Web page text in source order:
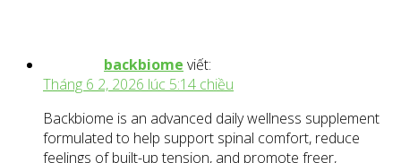
backbiome viết:
Tháng 6 2, 2026 lúc 5:14 chiều
Backbiome is an advanced daily wellness supplement
formulated to help support spinal comfort, reduce
feelings of built-up tension, and promote freer,